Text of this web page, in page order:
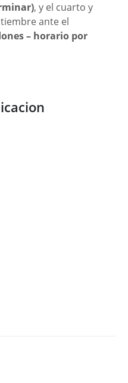
, y el cuarto y
ante el
– horario por